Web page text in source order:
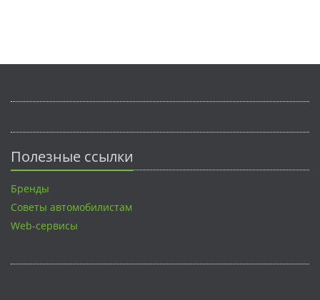
Полезные ссылки
Бренды
Советы автомобилистам
Web-сервисы